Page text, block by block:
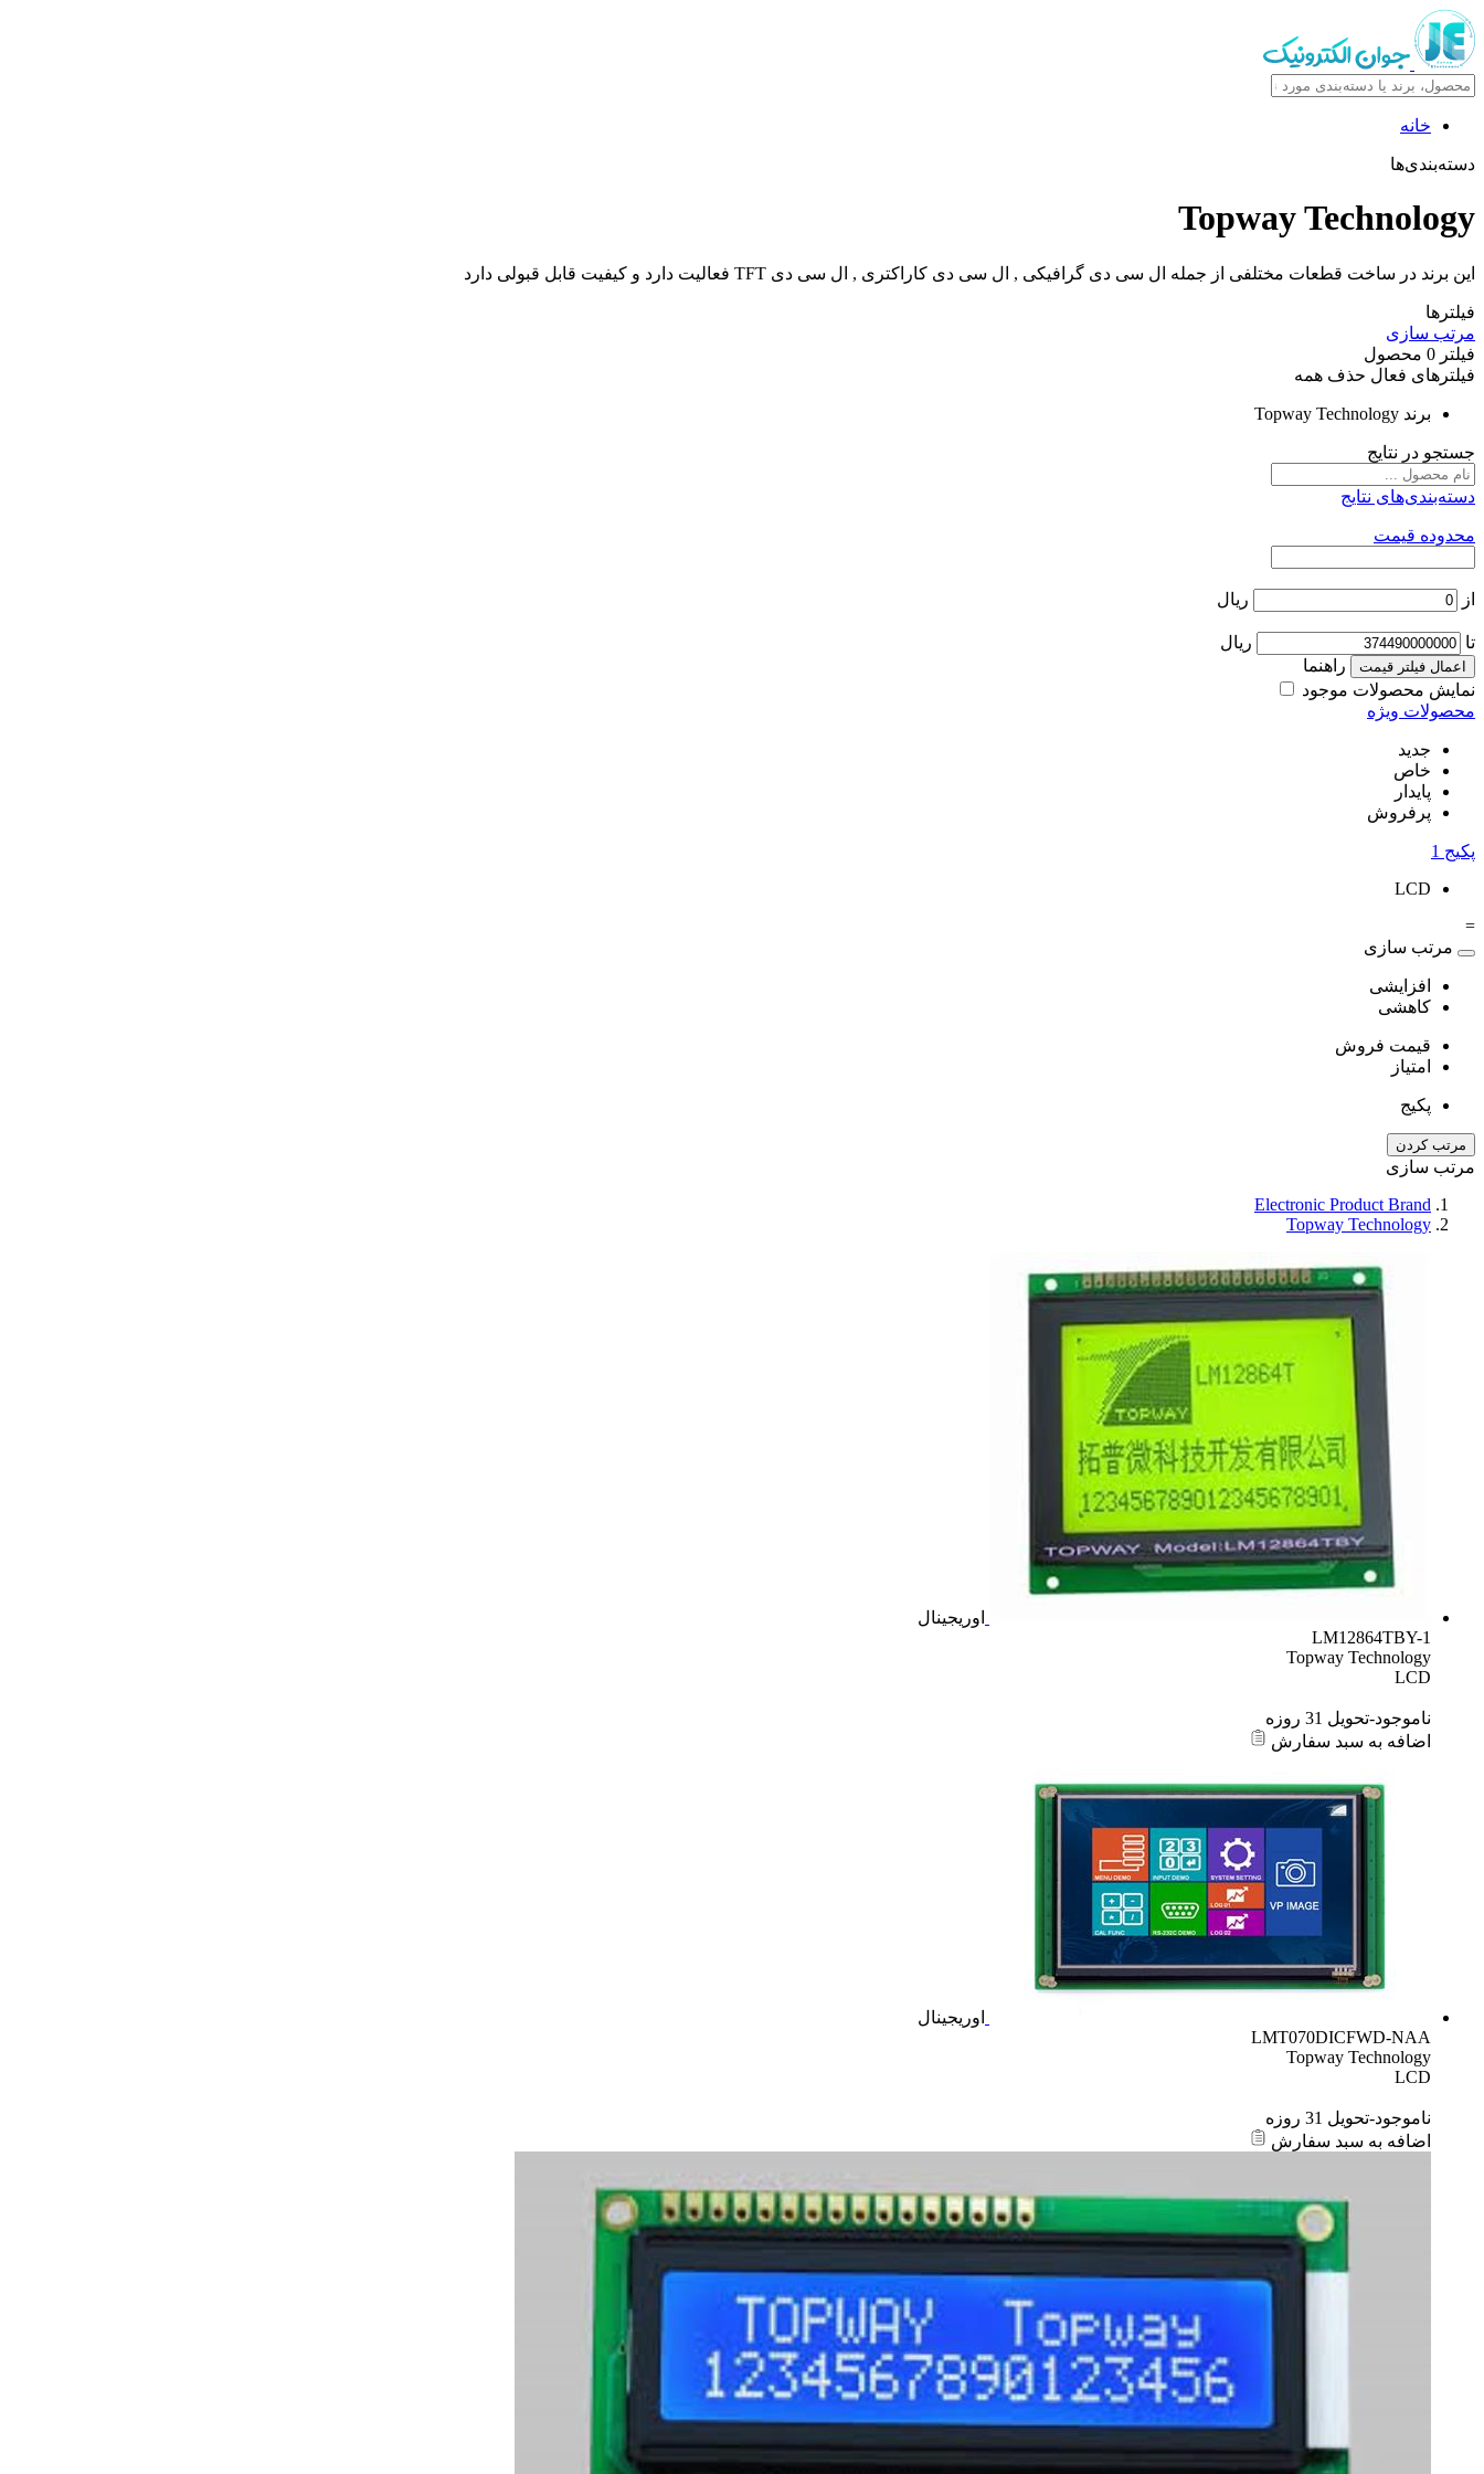
خانه
دسته‌بندی‌ها
Topway Technology
این برند در ساخت قطعات مختلفی از جمله ال سی دی گرافیکی , ال سی دی کاراکتری , ال سی دی TFT فعالیت دارد و کیفیت قابل قبولی دارد
فیلترها
مرتب سازی
فیلتر 0 محصول
فیلترهای فعال حذف همه
برند Topway Technology
جستجو در نتایج
دسته‌بندی‌های نتایج
محدوده قیمت
از ریال
تا ریال
اعمال فیلتر قیمت
راهنما
نمایش محصولات موجود
محصولات ویژه
جدید
خاص
پایدار
پرفروش
پکیج 1
LCD
=
مرتب سازی
افزایشی
کاهشی
قیمت فروش
امتیاز
پکیج
مرتب کردن
مرتب سازی
Electronic Product Brand
Topway Technology
اوریجینال
LM12864TBY-1
Topway Technology
LCD
ناموجود-تحویل 31 روزه
اضافه به سبد سفارش
اوریجینال
LMT070DICFWD-NAA
Topway Technology
LCD
ناموجود-تحویل 31 روزه
اضافه به سبد سفارش